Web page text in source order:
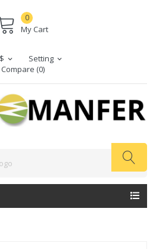
0
My Cart
expand_more Setting expand_more
Compare (0)